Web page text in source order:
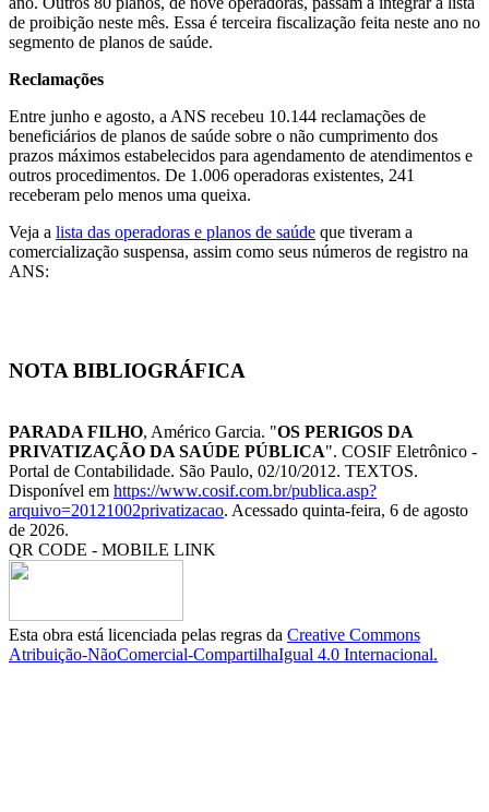
de proibição neste mês. Essa é terceira fiscalização feita neste ano no
segmento de planos de saúde.
Reclamações
Entre junho e agosto, a ANS recebeu 10.144 reclamações de
beneficiários de planos de saúde sobre o não cumprimento dos
prazos máximos estabelecidos para agendamento de atendimentos e
outros procedimentos. De 1.006 operadoras existentes, 241
receberam pelo menos uma queixa.
Veja a lista das operadoras e planos de saúde que tiveram a
comercialização suspensa, assim como seus números de registro na
ANS:
NOTA BIBLIOGRÁFICA
PARADA FILHO, Américo Garcia. "OS PERIGOS DA
PRIVATIZAÇÃO DA SAÚDE PÚBLICA". COSIF Eletrônico -
Portal de Contabilidade. São Paulo, 02/10/2012. TEXTOS.
Disponível em https://www.cosif.com.br/publica.asp?
arquivo=20121002privatizacao. Acessado quinta-feira, 6 de agosto
de 2026.
QR CODE - MOBILE LINK
Esta obra está licenciada pelas regras da Creative Commons
Atribuição-NãoComercial-CompartilhaIgual 4.0 Internacional.